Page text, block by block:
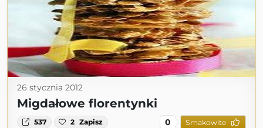
26 stycznia 2012
Migdałowe florentynki
537 2 Zapisz 0 Smakowite